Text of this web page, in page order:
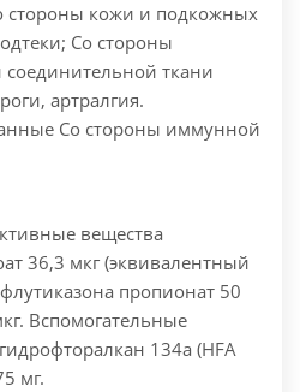
стороны кожи и подкожных
Со стороны
ткани
артралгия.
Со стороны иммунной
вещества
36,3 мкг (эквивалентный
пропионат 50
Вспомогательные
134а (HFA
мг.